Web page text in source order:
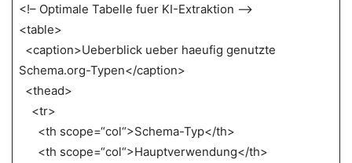
<!– Optimale Tabelle fuer KI-Extraktion –>
<table>
<caption>Ueberblick ueber haeufig genutzte
Schema.org-Typen</caption>
<thead>
<tr>
<th scope=“col“>Schema-Typ</th>
<th scope=“col“>Hauptverwendung</th>